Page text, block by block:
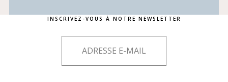
INSCRIVEZ-VOUS À NOTRE NEWSLETTER